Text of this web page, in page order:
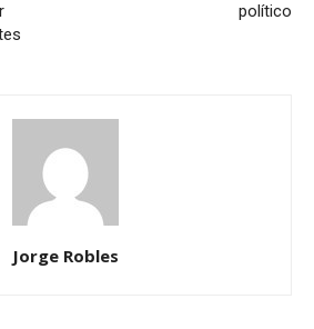
político
Jorge Robles